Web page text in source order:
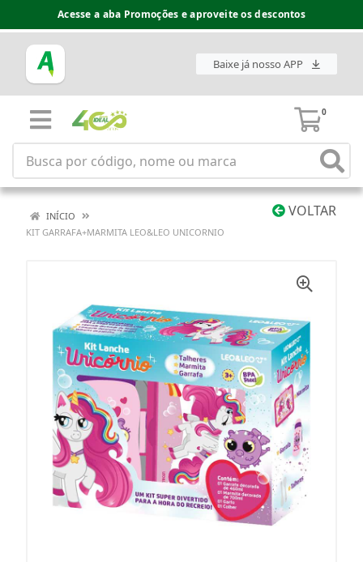
Acesse a aba Promoções e aproveite os descontos
Baixe já nosso APP
0
VOLTAR
INÍCIO
KIT GARRAFA+MARMITA LEO&LEO UNICORNIO